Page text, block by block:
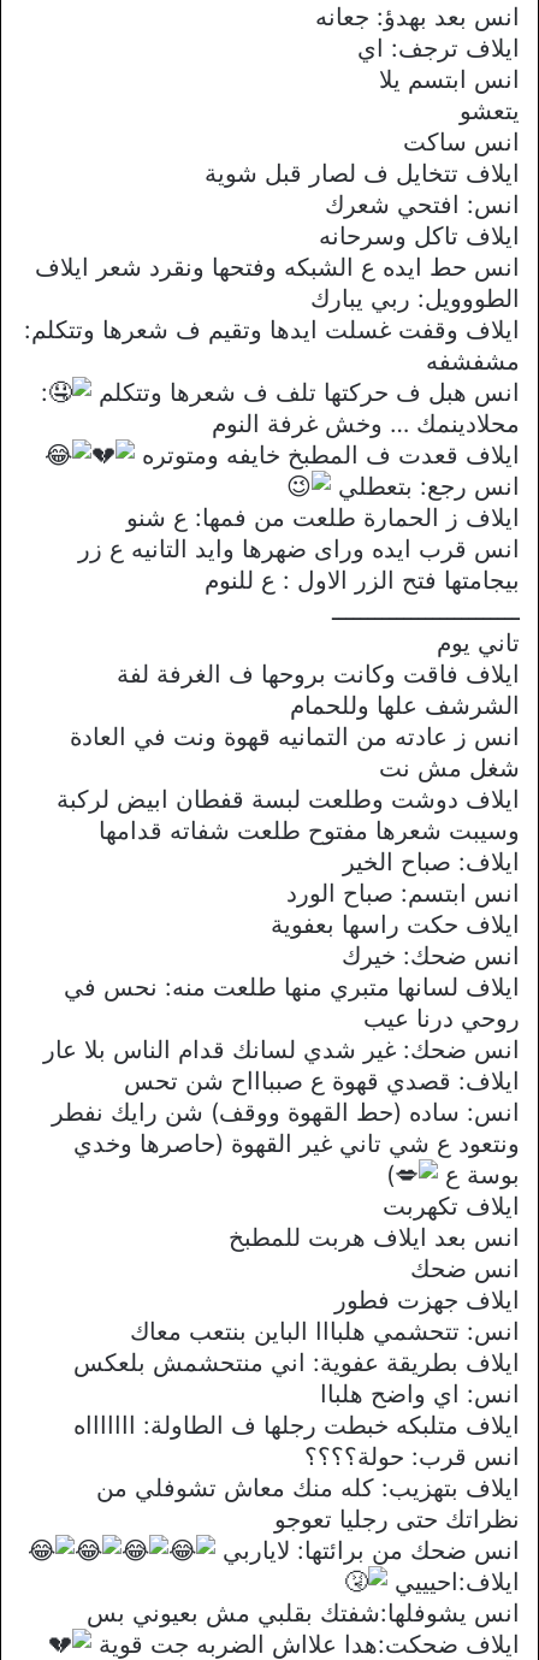
انس بعد بهدؤ: جعانه
ايلاف ترجف: اي
انس ابتسم يلا
يتعشو
انس ساكت
ايلاف تتخايل ف لصار قبل شوية
انس: افتحي شعرك
ايلاف تاكل وسرحانه
انس حط ايده ع الشبكه وفتحها ونقرد شعر ايلاف
الطووويل: ربي يبارك
ايلاف وقفت غسلت ايدها وتقيم ف شعرها وتتكلم:
مشفشفه
انس هبل ف حركتها تلف ف شعرها وتتكلم
:
محلادينمك … وخش غرفة النوم
ايلاف قعدت ف المطبخ خايفه ومتوتره
انس رجع: بتعطلي
ايلاف ز الحمارة طلعت من فمها: ع شنو
انس قرب ايده وراى ضهرها وايد التانيه ع زر
بيجامتها فتح الزر الاول : ع للنوم
ــــــــــــــــــــــــــ
تاني يوم
ايلاف فاقت وكانت بروحها ف الغرفة لفة
الشرشف علها وللحمام
انس ز عادته من التمانيه قهوة ونت في العادة
شغل مش نت
ايلاف دوشت وطلعت لبسة قفطان ابيض لركبة
وسيبت شعرها مفتوح طلعت شفاته قدامها
ايلاف: صباح الخير
انس ابتسم: صباح الورد
ايلاف حكت راسها بعفوية
انس ضحك: خيرك
ايلاف لسانها متبري منها طلعت منه: نحس في
روحي درنا عيب
انس ضحك: غير شدي لسانك قدام الناس بلا عار
ايلاف: قصدي قهوة ع صبباااح شن تحس
انس: ساده (حط القهوة ووقف) شن رايك نفطر
ونتعود ع شي تاني غير القهوة (حاصرها وخدي
بوسة ع
)
ايلاف تكهربت
انس بعد ايلاف هربت للمطبخ
انس ضحك
ايلاف جهزت فطور
انس: تتحشمي هلبااا الباين بنتعب معاك
ايلاف بطريقة عفوية: اني منتحشمش بلعكس
انس: اي واضح هلباا
ايلاف متلبكه خبطت رجلها ف الطاولة: اااااااه
انس قرب: حولة؟؟؟؟
ايلاف بتهزيب: كله منك معاش تشوفلي من
نظراتك حتى رجليا تعوجو
انس ضحك من برائتها: لاياربي
ايلاف:احيييي
انس يشوفلها:شفتك بقلبي مش بعيوني بس
ايلاف ضحكت:هدا علااش الضربه جت قوية